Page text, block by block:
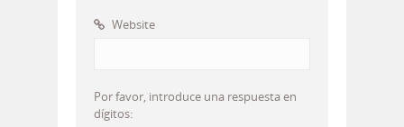
Website
Por favor, introduce una respuesta en
dígitos: